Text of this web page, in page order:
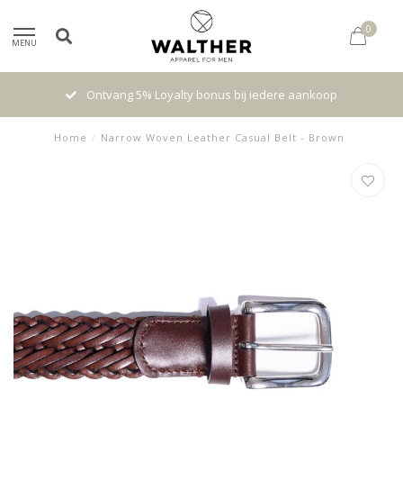
MENU
0
Ontvang 5% Loyalty bonus bij iedere aankoop
Home / Narrow Woven Leather Casual Belt - Brown